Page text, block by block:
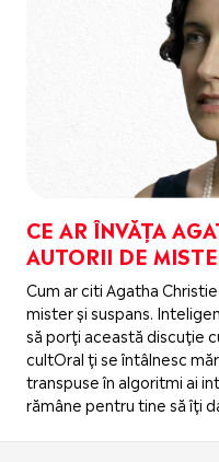
CE AR ÎNVĂȚA
AUTORII DE
Cum ar citi Agatha
mister și suspans.
să porți această discuție
cultOral ți se întâlnesc
transpuse în algoritmi ai
rămâne pentru tine să îți